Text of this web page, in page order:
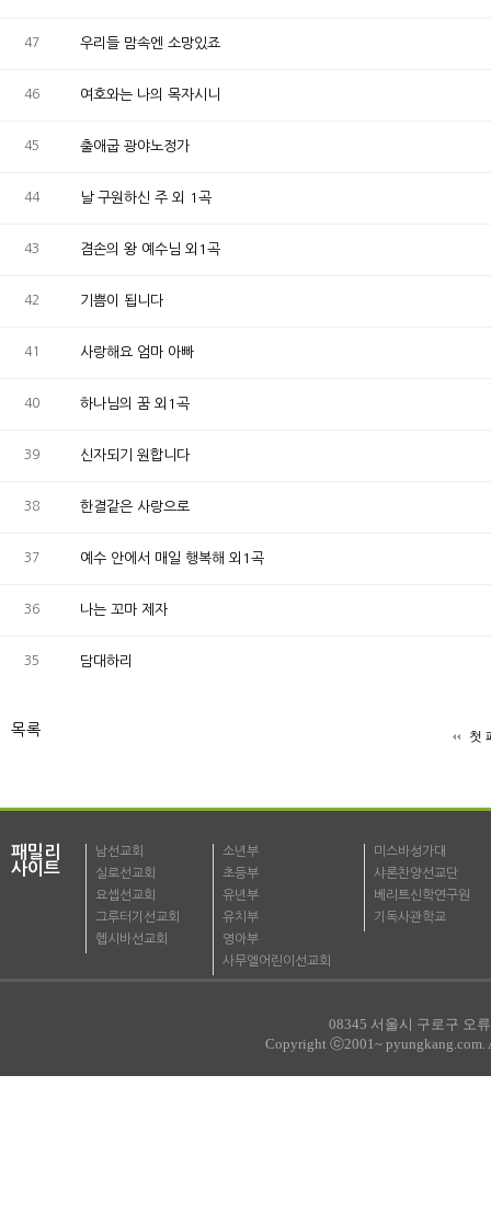
47 우리들 맘속엔 소망있죠
46 여호와는 나의 목자시니
45 출애굽 광야노정가
44 날 구원하신 주 외 1곡
43 겸손의 왕 예수님 외1곡
42 기쁨이 됩니다
41 사랑해요 엄마 아빠
40 하나님의 꿈 외1곡
39 신자되기 원합니다
38 한결같은 사랑으로
37 예수 안에서 매일 행복해 외1곡
36 나는 꼬마 제자
35 담대하리
목록 첫
패밀리
사이트
남선교회
실로선교회
요셉선교회
그루터기선교회
헵시바선교회
소년부
초등부
유년부
유치부
영아부
사무엘어린이선교회
미스바성가대
샤론찬양선교단
베리트신학연구원
기독사관학교
08345 서울시 구로구 오
Copyright ⓒ2001~ pyungkang.com.